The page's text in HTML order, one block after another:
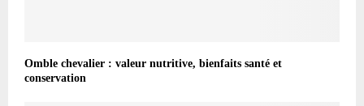
Omble chevalier : valeur nutritive, bienfaits santé et
conservation